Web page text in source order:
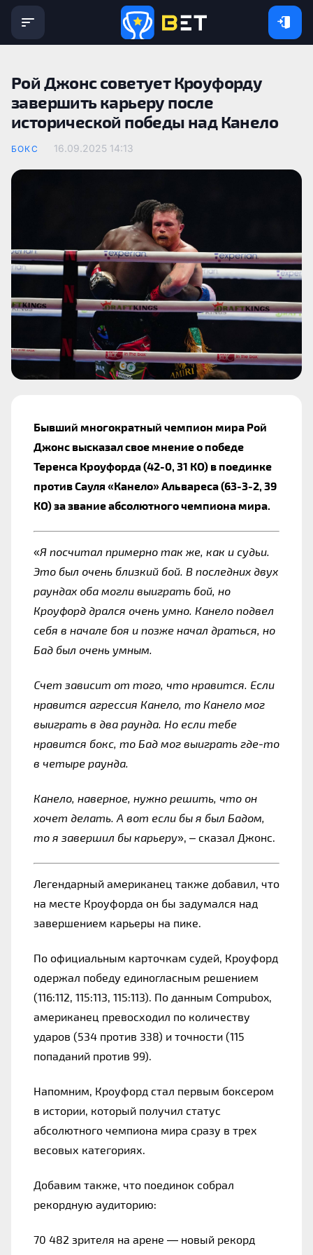
Рой Джонс советует Кроуфорду
завершить карьеру после
исторической победы над Канело
БОКС 16.09.2025 14:13
Бывший многократный чемпион мира Рой
Джонс высказал свое мнение о победе
Теренса Кроуфорда (42-0, 31 КО) в поединке
против Сауля «Канело» Альвареса (63-3-2, 39
КО) за звание абсолютного чемпиона мира.
«Я посчитал примерно так же, как и судьи.
Это был очень близкий бой. В последних двух
раундах оба могли выиграть бой, но
Кроуфорд дрался очень умно. Канело подвел
себя в начале боя и позже начал драться, но
Бад был очень умным.
Счет зависит от того, что нравится. Если
нравится агрессия Канело, то Канело мог
выиграть в два раунда. Но если тебе
нравится бокс, то Бад мог выиграть где-то
в четыре раунда.
Канело, наверное, нужно решить, что он
хочет делать. А вот если бы я был Бадом,
то я завершил бы карьеру», – сказал Джонс.
Легендарный американец также добавил, что
на месте Кроуфорда он бы задумался над
завершением карьеры на пике.
По официальным карточкам судей, Кроуфорд
одержал победу единогласным решением
(116:112, 115:113, 115:113). По данным Compubox,
американец превосходил по количеству
ударов (534 против 338) и точности (115
попаданий против 99).
Напомним, Кроуфорд стал первым боксером
в истории, который получил статус
абсолютного чемпиона мира сразу в трех
весовых категориях.
Добавим также, что поединок собрал
рекордную аудиторию:
70 482 зрителя на арене — новый рекорд